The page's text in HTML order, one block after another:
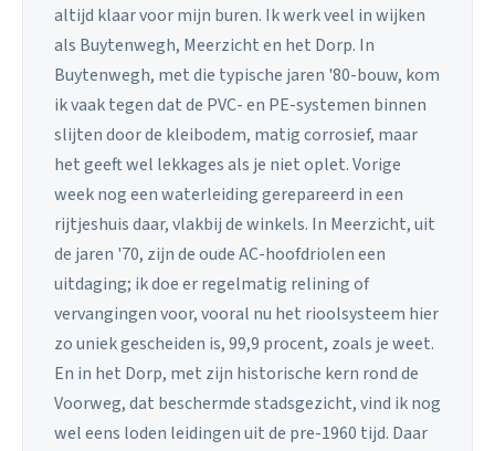
altijd klaar voor mijn buren. Ik werk veel in wijken
als Buytenwegh, Meerzicht en het Dorp. In
Buytenwegh, met die typische jaren '80-bouw, kom
ik vaak tegen dat de PVC- en PE-systemen binnen
slijten door de kleibodem, matig corrosief, maar
het geeft wel lekkages als je niet oplet. Vorige
week nog een waterleiding gerepareerd in een
rijtjeshuis daar, vlakbij de winkels. In Meerzicht, uit
de jaren '70, zijn de oude AC-hoofdriolen een
uitdaging; ik doe er regelmatig relining of
vervangingen voor, vooral nu het rioolsysteem hier
zo uniek gescheiden is, 99,9 procent, zoals je weet.
En in het Dorp, met zijn historische kern rond de
Voorweg, dat beschermde stadsgezicht, vind ik nog
wel eens loden leidingen uit de pre-1960 tijd. Daar